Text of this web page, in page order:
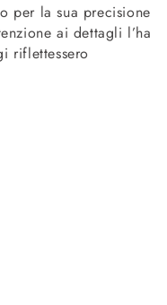
per la sua precisione
ai dettagli l’ha
riflettessero